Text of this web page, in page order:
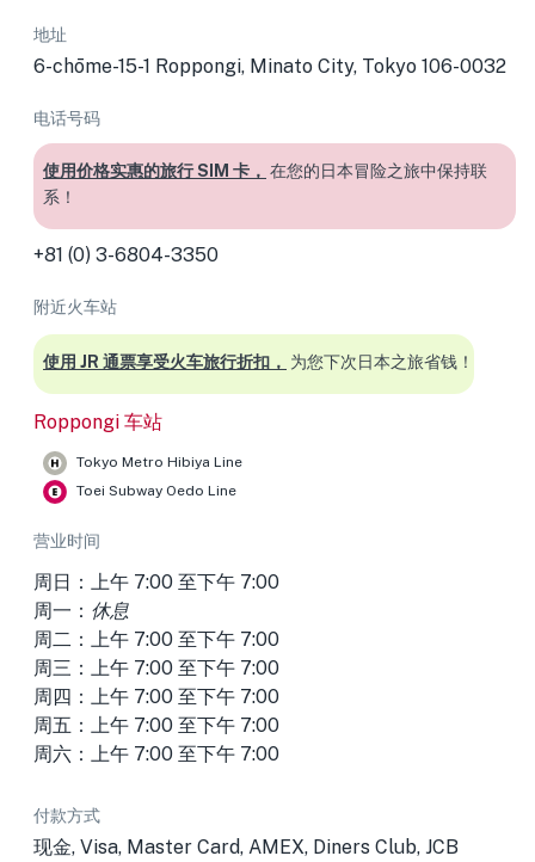
地址
6-chōme-15-1 Roppongi, Minato City, Tokyo 106-0032
电话号码
使用价格实惠的旅行 SIM 卡， 在您的日本冒险之旅中保持联
系！
+81 (0) 3-6804-3350
附近火车站
使用 JR 通票享受火车旅行折扣， 为您下次日本之旅省钱！
Roppongi 车站
Tokyo Metro Hibiya Line
Toei Subway Oedo Line
营业时间
周日：上午 7:00 至下午 7:00
周一： 休息
周二：上午 7:00 至下午 7:00
周三：上午 7:00 至下午 7:00
周四：上午 7:00 至下午 7:00
周五：上午 7:00 至下午 7:00
周六：上午 7:00 至下午 7:00
付款方式
现金, Visa, Master Card, AMEX, Diners Club, JCB